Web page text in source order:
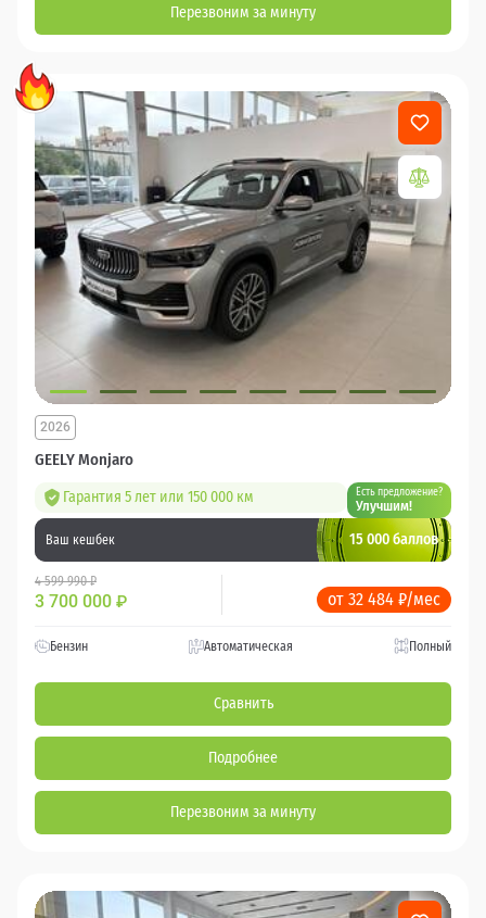
Перезвоним за минуту
GEELY Monjaro
2026
Гарантия 5 лет или 150 000 км Есть предложение?
Улучшим!
Ваш кешбек 15 000 баллов
4 599 990 ₽
3 700 000 ₽ от 32 484 ₽/мес
Бензин Автоматическая Полный
Сравнить
Подробнее
Перезвоним за минуту